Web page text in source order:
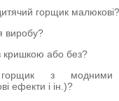
горщик малюкові?
виробу?
кришкою або без?
з модними
ефекти і ін.)?